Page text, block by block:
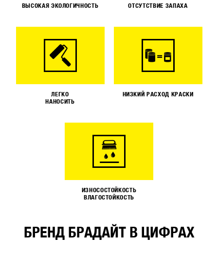
ВЫСОКАЯ ЭКОЛОГИЧНОСТЬ ОТСУТСТВИЕ ЗАПАХА
ЛЕГКО
НАНОСИТЬ
НИЗКИЙ РАСХОД КРАСКИ
ИЗНОСОСТОЙКОСТЬ
ВЛАГОСТОЙКОСТЬ
БРЕНД БРАДАЙТ В ЦИФРАХ